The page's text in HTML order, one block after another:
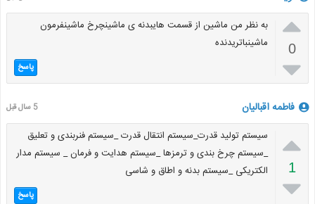

0

به نظر من ماشین از قسمت هایبدنه ی ماشینچرخ ماشینفرمون
ماشینباتریدنده
پاسخ
فاطمه اقبالیان 5 سال قبل

1

سیستم تولید قدرت_سیستم انتقال قدرت _سیستم فنربندی و تعلیق
_سیستم چرخ بندی و ترمزها _سیستم هدایت و فرمان _ سیستم مدار
الکتریکی _سیستم بدنه و اطاق و شاسی
پاسخ